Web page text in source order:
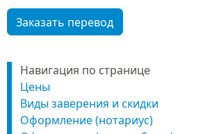
Заказать перевод
Навигация по странице
Цены
Виды заверения и скидки
Оформление (нотариус)